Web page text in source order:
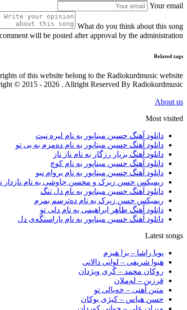
Your email
What do you think about this song
will be posted after approval by the administration
Related tags
of this website belong to the Radiokurdmusic website
© 2015 - 2026 . Allright Reserved By Radiokurdmusic
About us
Most visited
دانلود آهنگ حسین میناپور به نام لیره نیت
دانلود آهنگ حسین میناپور به نام دەمرم بە بی تو
دانلود آهنگ بریار رزگار به نام ناز ناز
دانلود آهنگ حسین میناپور به نام کوچ
دانلود آهنگ حسین میناپور به نام بروام نبو
ریمیکس حسن زیرک و محسن چاوشی به نام نازدار
دانلود آهنگ حسین میناپور به نام دل تنگ
ریمیکس حسن زیرک به نام دەترسم بمرم
دانلود آهنگ طاهر ابراهیمی به نام دلی تو
دانلود آهنگ حسین میناپور به نام پاراستگەی دل
Latest songs
پویا راشا – برا هیزم
هیوا شریفی – لوانی دالانی
روکان محمد – گری ویژدان
فرزین – لەملان
متین آهنی – خەیالی تو
حسن هیاس – کیژی بوکان
میران علی – جوانی کوردان